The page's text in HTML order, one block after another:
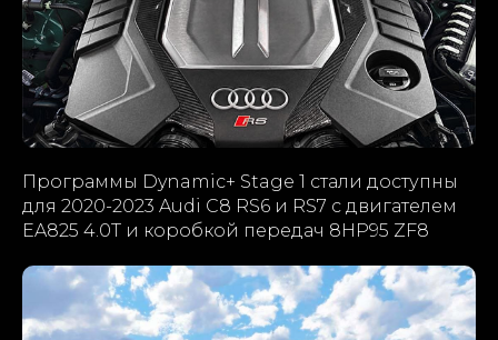
Программы Dynamic+ Stage 1 стали доступны
для 2020-2023 Audi C8 RS6 и RS7 c двигателем
EA825 4.0T и коробкой передач 8HP95 ZF8